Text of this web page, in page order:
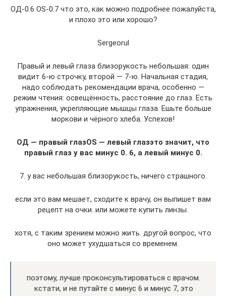
ОД-0.6 ОS-0.7 что это, как можно подробнее пожалуйста,
и плохо это или хорошо?
Sergeorul
Правый и левый глаза близорукость небольшая: один
видит 6-ю строчку, второй — 7-ю. Начальная стадия,
надо соблюдать рекомендации врача, особенно —
режим чтения: освещённость, расстояние до глаз. Есть
упражнения, укрепляющие мышцы глаза. Ешьте больше
моркови и чёрного хлеба. Успехов!
ОД — правый глазOS — левый глазэто значит, что
правый глаз у вас минус 0. 6, а левый минус 0.
7. у вас небольшая близорукость, ничего страшного.
если это вам мешает, сходите к врачу, он выпишет вам
рецепт на очки. или можете купить линзы.
хотя, с таким зрением можно жить. другой вопрос, что
оно может ухудшаться со временем.
поэтому, лучше проконсультироваться с врачом.
кстати, и не путайте с минус 6 и минус 7, это